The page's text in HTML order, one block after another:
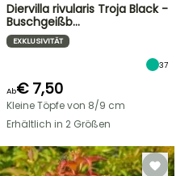
Diervilla rivularis Troja Black -
Buschgeißb…
EXKLUSIVITÄT
37
Ab€ 7,50
Kleine Töpfe von 8/9 cm
Erhältlich in 2 Größen